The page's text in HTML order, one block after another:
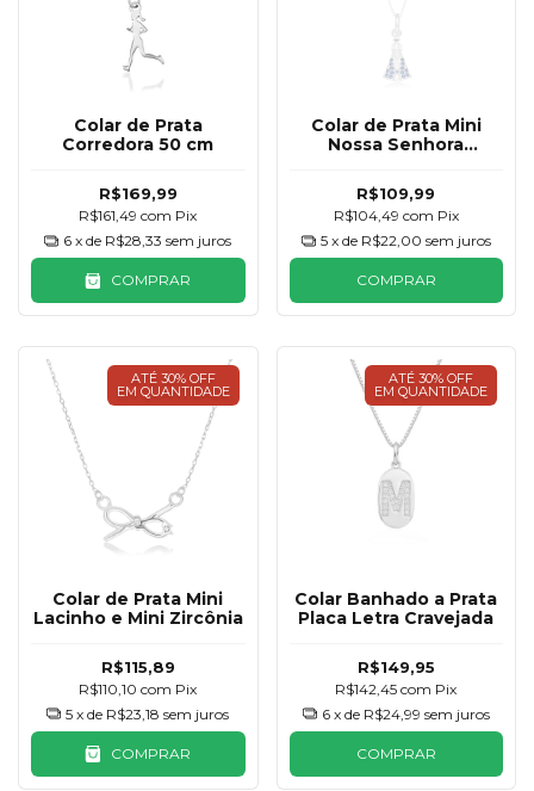
Colar de Prata
Corredora 50 cm
R$169,99
R$161,49com Pix
6 x de R$28,33 sem juros
COMPRAR
Colar de Prata Mini
Nossa Senhora
R$109,99
R$104,49 com Pix
5 x de R$22,00 sem juros
COMPRAR
ATÉ 30% OFF
EM QUANTIDADE
Colar de Prata Mini
Lacinho e Mini Zircônia
R$115,89
R$110,10com Pix
5 x de R$23,18 sem juros
COMPRAR
ATÉ 30% OFF
EM QUANTIDADE
Colar Banhado a Prata
Placa Letra Cravejada
R$149,95
R$142,45com Pix
6 x de R$24,99 sem juros
COMPRAR